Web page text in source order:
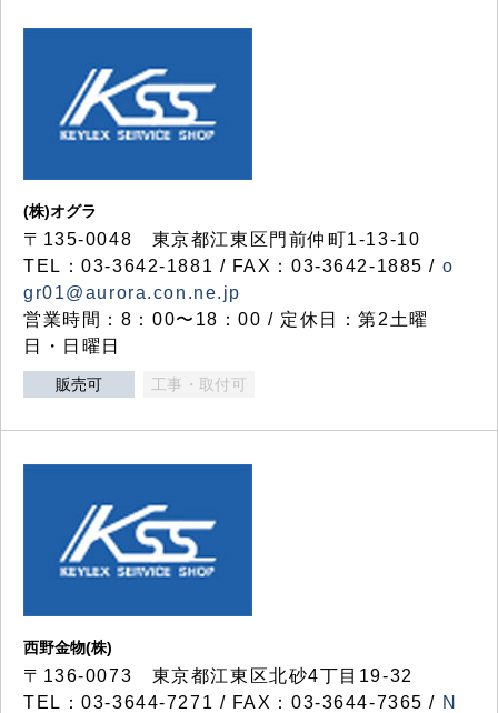
(株)オグラ
〒135-0048 東京都江東区門前仲町1-13-10
TEL：03-3642-1881 / FAX：03-3642-1885 / o
gr01@aurora.con.ne.jp
営業時間：8：00〜18：00 / 定休日：第2土曜
日・日曜日
販売可 工事・取付可
西野金物(株)
〒136-0073 東京都江東区北砂4丁目19-32
TEL：03‐3644‐7271 / FAX：03-3644-7365 / N